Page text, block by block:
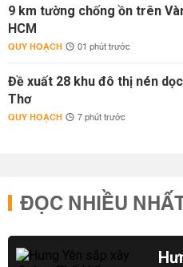
9 km tường chống ồn trên
HCM
QUY HOẠCH 01 phút trước
Đề xuất 28 khu đô thị nén
Thơ
QUY HOẠCH 7 phút trước
ĐỌC NHIỀU